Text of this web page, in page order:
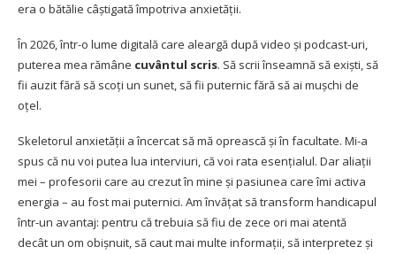
era o bătălie câștigată împotriva anxietății.
În 2026, într-o lume digitală care aleargă după video și podcast-uri,
puterea mea rămâne cuvântul scris. Să scrii înseamnă să exiști, să
fii auzit fără să scoți un sunet, să fii puternic fără să ai mușchi de
oțel.
Skeletorul anxietății a încercat să mă oprească și în facultate. Mi-a
spus că nu voi putea lua interviuri, că voi rata esențialul. Dar aliații
mei – profesorii care au crezut în mine și pasiunea care îmi activa
energia – au fost mai puternici. Am învățat să transform handicapul
într-un avantaj: pentru că trebuia să fiu de zece ori mai atentă
decât un om obișnuit, să caut mai multe informații, să interpretez și